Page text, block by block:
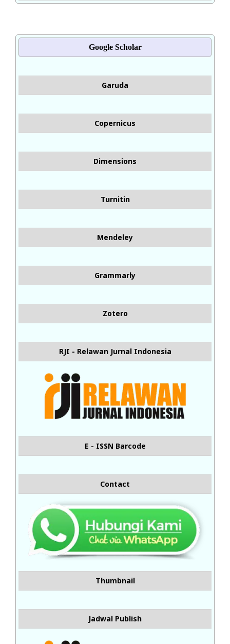
Google Scholar
Garuda
Copernicus
Dimensions
Turnitin
Mendeley
Grammarly
Zotero
RJI - Relawan Jurnal Indonesia
E - ISSN Barcode
Contact
Thumbnail
Jadwal Publish